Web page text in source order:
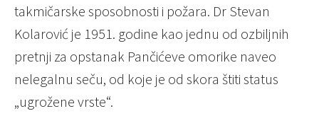
takmičarske sposobnosti i požara. Dr Stevan
Kolarović je 1951. godine kao jednu od ozbiljnih
pretnji za opstanak Pančićeve omorike naveo
nelegalnu seču, od koje je od skora štiti status
„ugrožene vrste“.